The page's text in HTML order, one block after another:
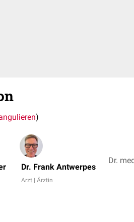
)
Dr. Frank Antwerpes
Arzt | Ärztin
Dr.